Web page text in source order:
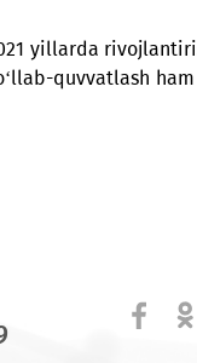
loyihaga